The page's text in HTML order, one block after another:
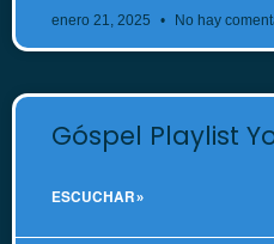
enero 21, 2025 No hay
Góspel Playlist
ESCUCHAR »